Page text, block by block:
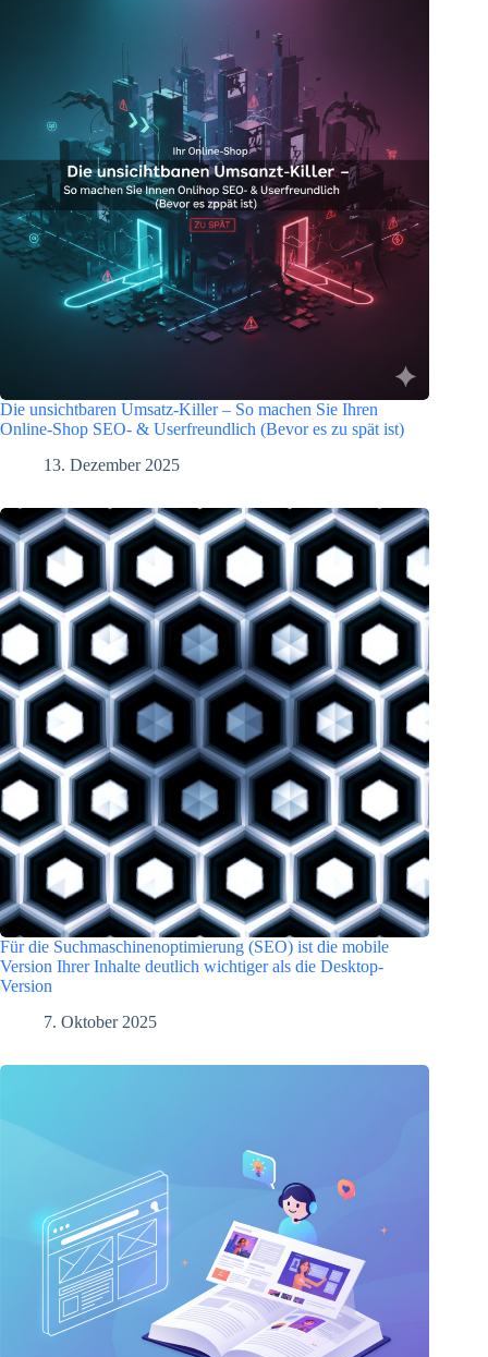
Die unsichtbaren Umsatz-Killer – So machen Sie Ihren
Online-Shop SEO- & Userfreundlich (Bevor es zu spät ist)
13. Dezember 2025
Für die Suchmaschinenoptimierung (SEO) ist die mobile
Version Ihrer Inhalte deutlich wichtiger als die Desktop-
Version
7. Oktober 2025